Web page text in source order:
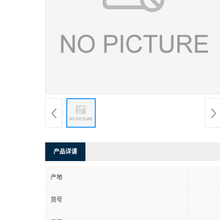
产品详请
产地
货号